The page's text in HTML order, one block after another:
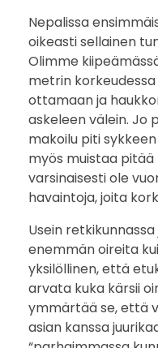
Nepalissa
oikeasti sellainen
Olimme
metrin
ottamaan ja
askeleen välein. Jo
makoilu piti
myös muistaa
varsinaisesti ole
havaintoja, joita
Usein
enemmän oireita
yksilöllinen, että
arvata kuka kärsii
ymmärtää se, että
asian kanssa